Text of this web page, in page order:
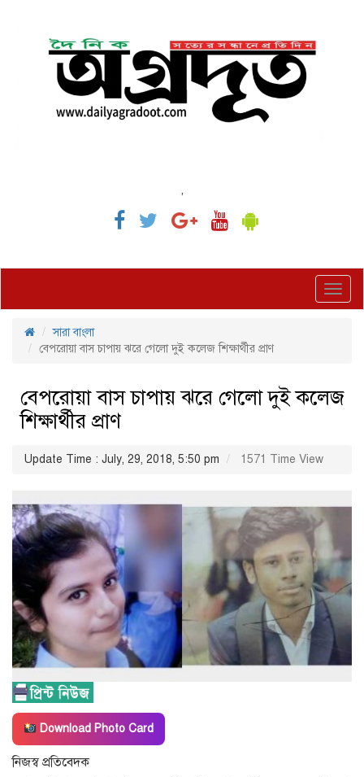
,
সারা বাংলা
বেপরোয়া বাস চাপায় ঝরে গেলো দুই কলেজ শিক্ষার্থীর প্রাণ
বেপরোয়া বাস চাপায় ঝরে গেলো দুই কলেজ
শিক্ষার্থীর প্রাণ
Update Time : July, 29, 2018, 5:50 pm 1571 Time View
Download Photo Card
নিজস্ব প্রতিবেদক